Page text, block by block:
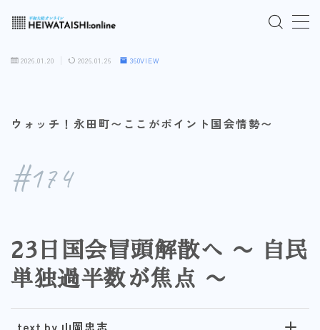
「HEIWATAISHI:online」について
よくあるご質問
2026.01.20 2026.01.26 360VIEW
ウォッチ！永田町〜ここがポイント国会情勢〜
#174
23日国会冒頭解散へ 〜 自民
単独過半数が焦点 〜
text by 山岡忠志